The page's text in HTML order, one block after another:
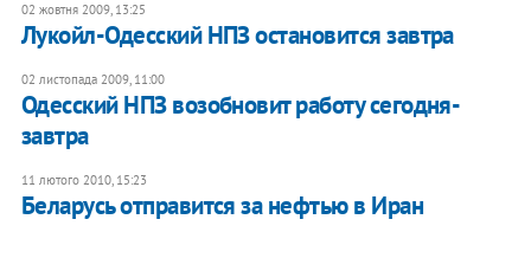
02 жовтня 2009, 13:25
Лукойл-Одесский НПЗ остановится завтра
02 листопада 2009, 11:00
Одесский НПЗ возобновит работу сегодня-
завтра
11 лютого 2010, 15:23
Беларусь отправится за нефтью в Иран